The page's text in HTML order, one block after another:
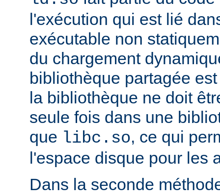
l'exécution qui est lié
exécutable non
du chargement
bibliothèque partagée
la bibliothèque ne doit
seule fois dans une
que libc.so, ce qui
l'espace disque pour les
Dans la seconde